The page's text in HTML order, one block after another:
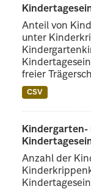
Anteil von
unter
freier
CSV
Anzahl der